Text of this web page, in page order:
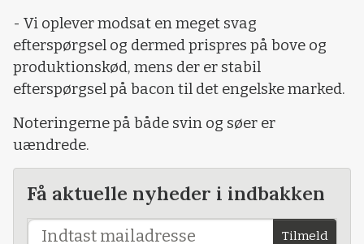
- Vi oplever modsat en meget svag
efterspørgsel og dermed prispres på bove og
produktionskød, mens der er stabil
efterspørgsel på bacon til det engelske marked.
Noteringerne på både svin og søer er
uændrede.
Få aktuelle nyheder i indbakken
Tilmeld